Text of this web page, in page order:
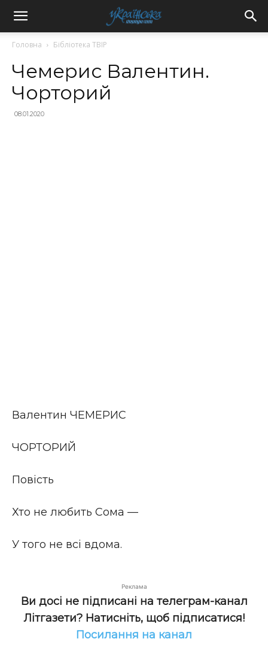
Головна Бібліотека ТВІР
Чемерис Валентин.
Чорторий
08.01.2020
Валентин ЧЕМЕРИС
ЧОРТОРИЙ
Повість
Хто не любить Сома —
У того не всі вдома.
Реклама
Ви досі не підписані на телеграм-канал
Літгазети? Натисніть, щоб підписатися!
Посилання на канал